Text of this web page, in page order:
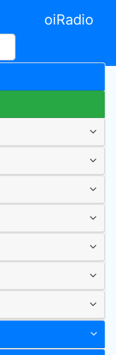
oiRadio